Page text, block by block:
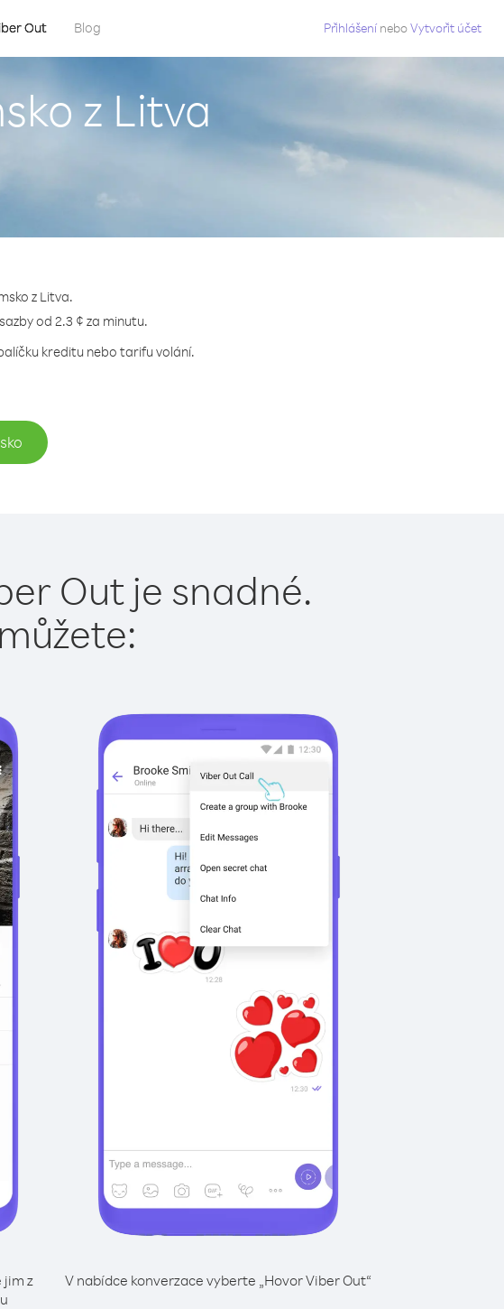
Out Blog Přihlášení neboVytvořit účet
z Litva
z Litva.
od 2.3 ¢ za minutu.
kreditu nebo tarifu volání.
Out je snadné.
jim z
V nabídce konverzace vyberte „Hovor Viber Out“